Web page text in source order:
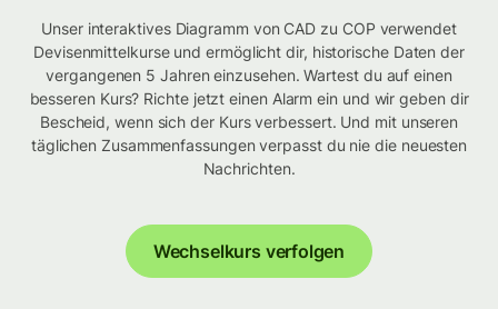
Unser interaktives Diagramm von CAD zu COP verwendet
Devisenmittelkurse und ermöglicht dir, historische Daten der
vergangenen 5 Jahren einzusehen. Wartest du auf einen
besseren Kurs? Richte jetzt einen Alarm ein und wir geben dir
Bescheid, wenn sich der Kurs verbessert. Und mit unseren
täglichen Zusammenfassungen verpasst du nie die neuesten
Nachrichten.
Wechselkurs verfolgen